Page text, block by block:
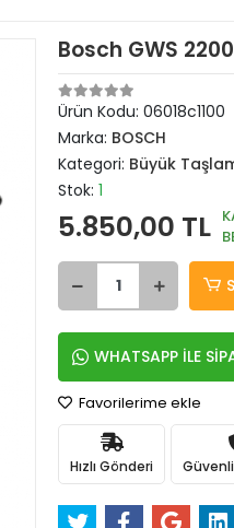
Bosch GWS
Ürün Kodu: 06018c1100
Marka: BOSCH
Kategori: Büyük
Stok: 1
5.850,00 TL
WHATSAPP İLE
Favorilerime ekle
Hızlı Gönderi Güvenli